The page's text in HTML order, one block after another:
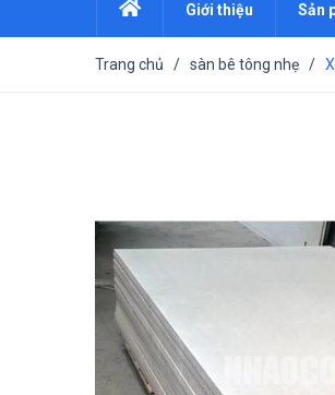
Giới thiệu Sản
Trang chủ / sàn bê tông nhẹ /